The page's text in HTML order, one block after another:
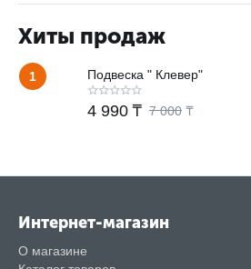
Хиты продаж
1 Подвеска " Клевер"
7 000 ₸
4 990 ₸
Интернет-магазин
О магазине